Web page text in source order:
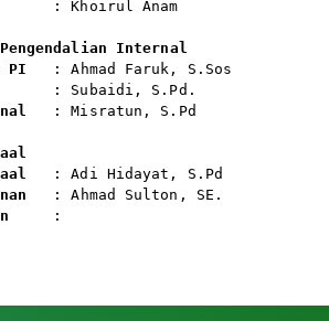
: Khoirul Anam
Internal
PI
      : Subaidi, S.Pd.
   : Misratun, S.Pd
     :